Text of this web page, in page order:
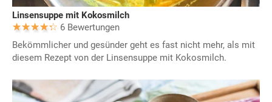
Linsensuppe mit Kokosmilch
6 Bewertungen
Bekömmlicher und gesünder geht es fast nicht mehr, als mit
diesem Rezept von der Linsensuppe mit Kokosmilch.